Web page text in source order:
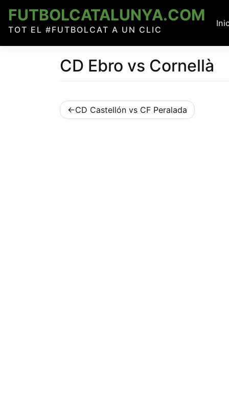
content
FUTBOLCATALUNYA.COM
TOT EL #FUTBOLCAT A UN CLIC
CD Ebro vs Cornellà
Navegació
CD Castellón vs CF Peralada